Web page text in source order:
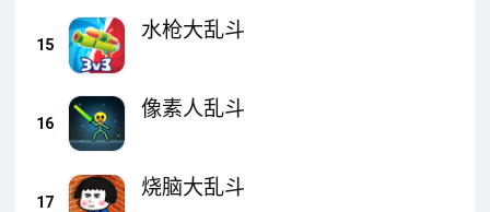
15
水枪大乱斗
16
像素人乱斗
17
烧脑大乱斗